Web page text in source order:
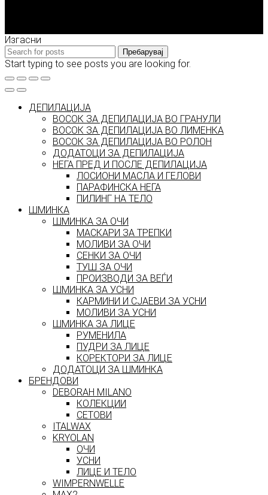
Изгасни
Пребарувај
Start typing to see posts you are looking for.
ДЕПИЛАЦИЈА
ВОСОК ЗА ДЕПИЛАЦИЈА ВО ГРАНУЛИ
ВОСОК ЗА ДЕПИЛАЦИЈА ВО ЛИМЕНКА
ВОСОК ЗА ДЕПИЛАЦИЈА ВО РОЛОН
ДОДАТОЦИ ЗА ДЕПИЛАЦИЈА
НЕГА ПРЕД И ПОСЛЕ ДЕПИЛАЦИЈА
ЛОСИОНИ МАСЛА И ГЕЛОВИ
ПАРАФИНСКА НЕГА
ПИЛИНГ НА ТЕЛО
ШМИНКА
ШМИНКА ЗА ОЧИ
МАСКАРИ ЗА ТРЕПКИ
МОЛИВИ ЗА ОЧИ
СЕНКИ ЗА ОЧИ
ТУШ ЗА ОЧИ
ПРОИЗВОДИ ЗА ВЕЃИ
ШМИНКА ЗА УСНИ
КАРМИНИ И СЈАЕВИ ЗА УСНИ
МОЛИВИ ЗА УСНИ
ШМИНКА ЗА ЛИЦЕ
РУМЕНИЛА
ПУДРИ ЗА ЛИЦЕ
КОРЕКТОРИ ЗА ЛИЦЕ
ДОДАТОЦИ ЗА ШМИНКА
БРЕНДОВИ
DEBORAH MILANO
КОЛЕКЦИИ
СЕТОВИ
ITALWAX
KRYOLAN
ОЧИ
УСНИ
ЛИЦЕ И ТЕЛО
WIMPERNWELLE